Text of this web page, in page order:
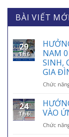
BÀI VIẾT
29
Th6
NAM
SINH,
GIA
Chức
24
Th6
VÀO
Chức